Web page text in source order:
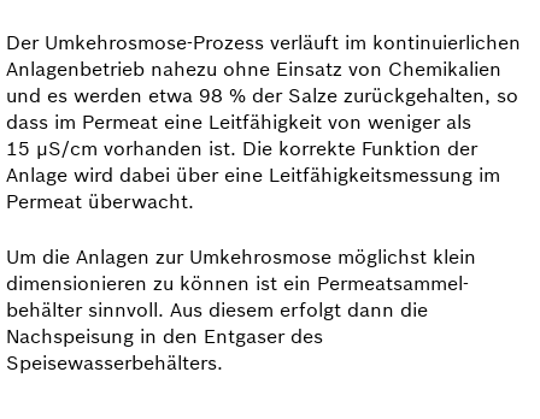
Der Umkehrosmose-Prozess verläuft im kontinuierlichen
Anlagenbetrieb nahezu ohne Einsatz von Chemikalien
und es werden etwa 98 % der Salze zurückgehalten, so
dass im Permeat eine Leitfähigkeit von weniger als
15 μS/cm vorhanden ist. Die korrekte Funktion der
Anlage wird dabei über eine Leit­fähigkeitsmessung im
Permeat überwacht.
Um die Anlagen zur Umkehrosmose möglichst klein
dimensionieren zu können ist ein Permeat­sammel­
behälter sinnvoll. Aus diesem erfolgt dann die
Nachspeisung in den Entgaser des
Speisewasserbehälters.